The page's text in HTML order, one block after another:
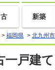
新築
> 福岡県 > 北九州市
一戸建